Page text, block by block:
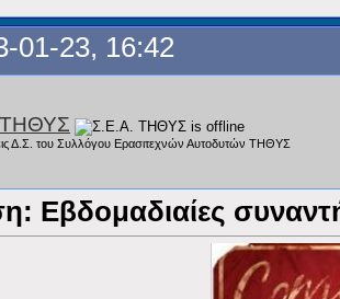
01-23, 16:42
Δ.Σ. του Συλλόγου Ερασιτεχνών Αυτοδυτών ΤΗΘΥΣ
Εβδομαδιαίες